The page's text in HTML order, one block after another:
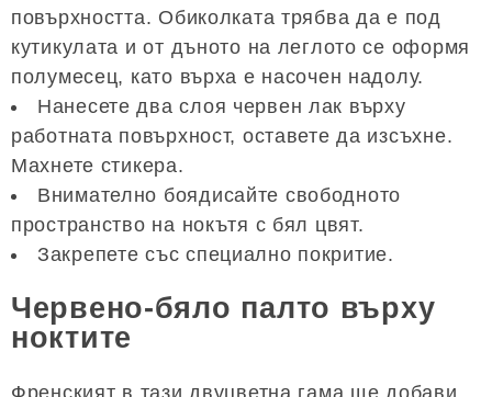
повърхността. Обиколката трябва да е под
кутикулата и от дъното на леглото се оформя
полумесец, като върха е насочен надолу.
Нанесете два слоя червен лак върху
работната повърхност, оставете да изсъхне.
Махнете стикера.
Внимателно боядисайте свободното
пространство на нокътя с бял цвят.
Закрепете със специално покритие.
Червено-бяло палто върху
ноктите
Френският в тази двуцветна гама ще добави